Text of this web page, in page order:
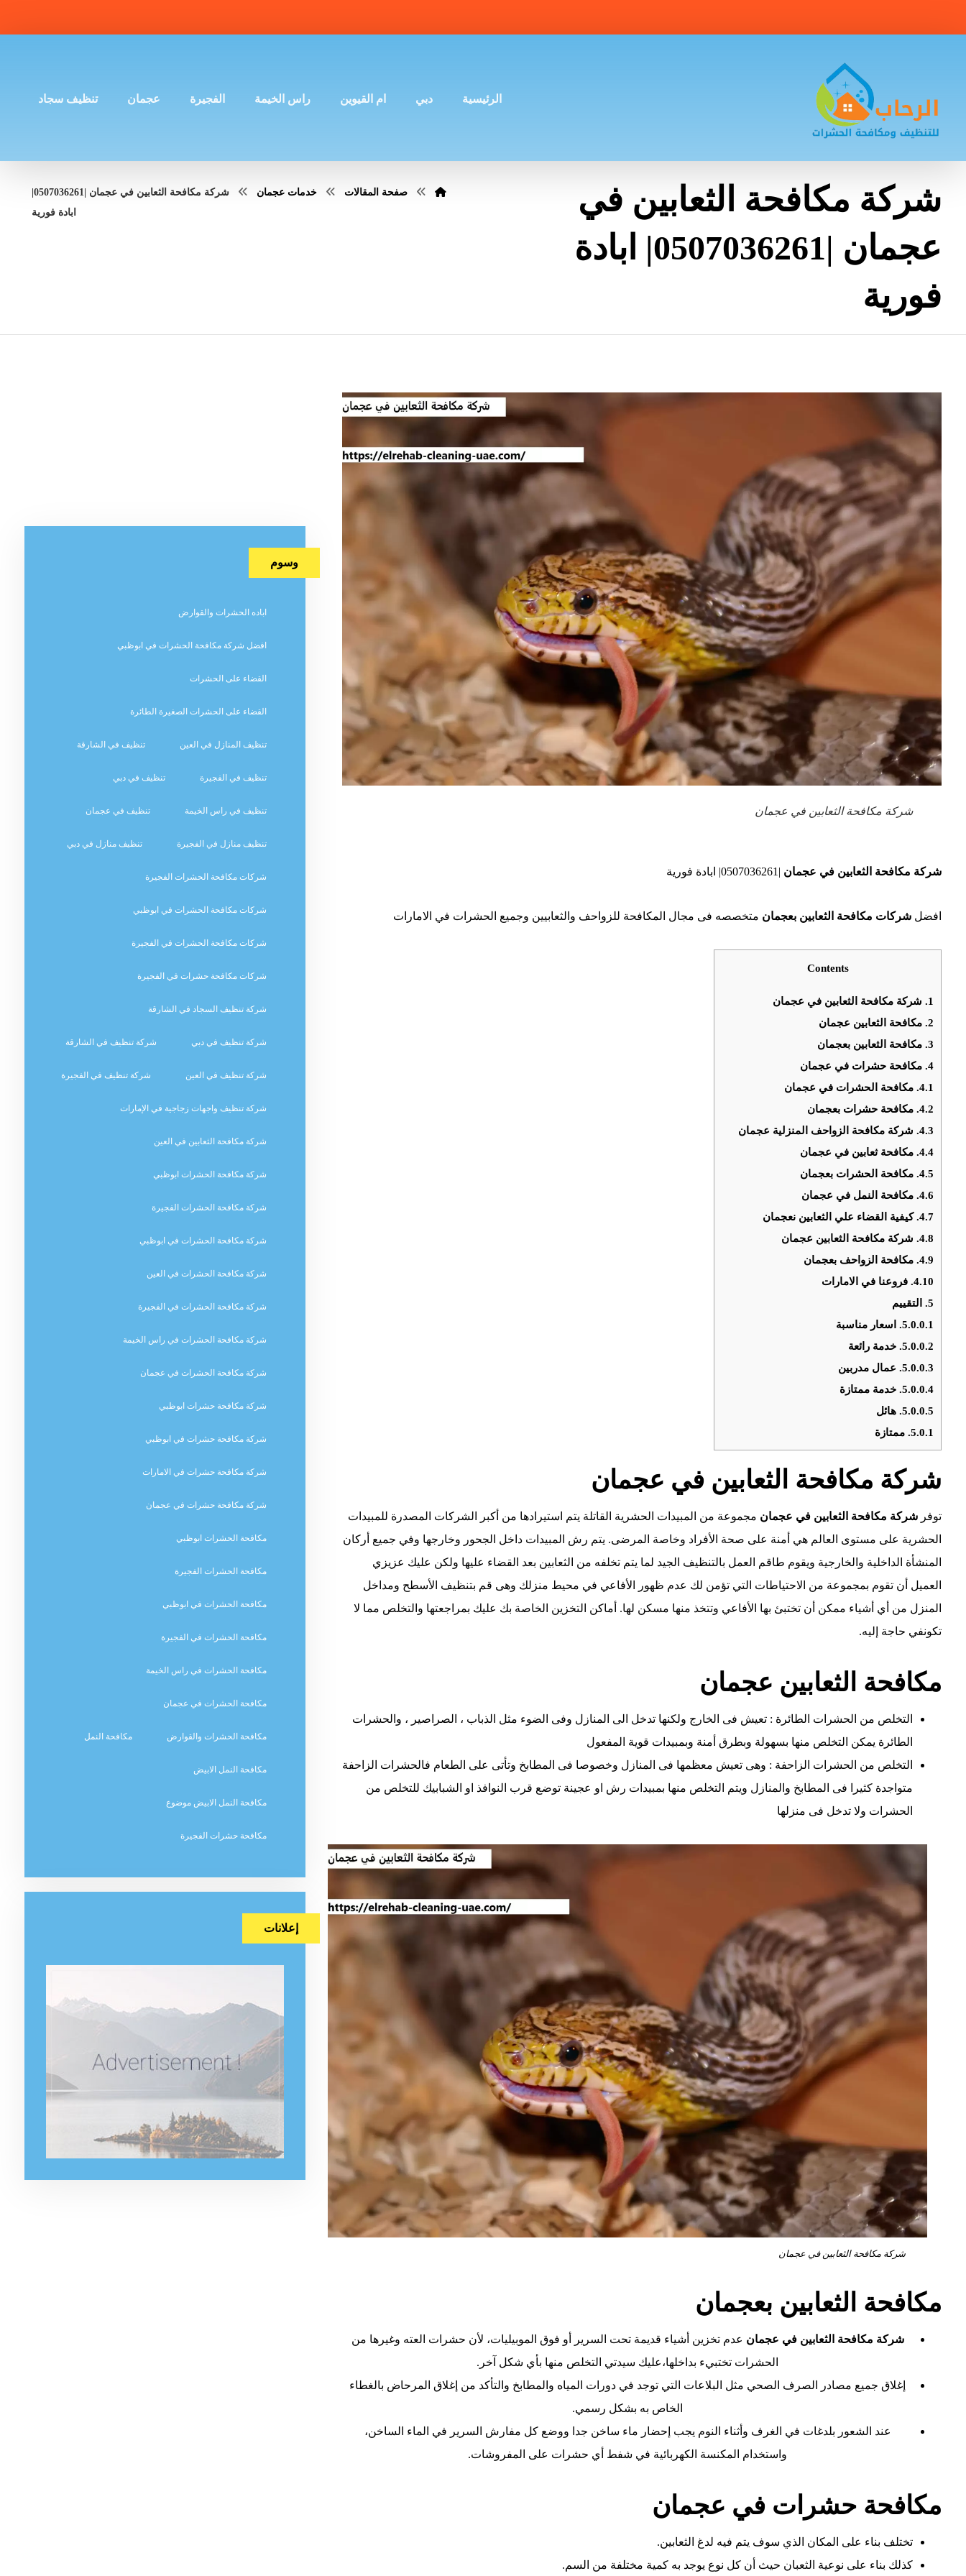
الرئيسية دبي ام القيوين راس الخيمة الفجيرة عجمان تنظيف سجاد
شركة مكافحة الثعابين في
عجمان |0507036261| ابادة
فورية
صفحة المقالات خدمات عجمان
ابادة فورية
شركة مكافحة الثعابين في عجمان
شركة مكافحة الثعابين في عجمان |0507036261| ابادة فورية
افضل شركات مكافحة الثعابين بعجمان متخصصه فى مجال المكافحة للزواحف والثعابيين وجميع الحشرات في الامارات
Contents
1. شركة مكافحة الثعابين في عجمان
2. مكافحة الثعابين عجمان
3. مكافحة الثعابين بعجمان
4. مكافحة حشرات في عجمان
4.1. مكافحة الحشرات في عجمان
4.2. مكافحة حشرات بعجمان
4.3. شركة مكافحة الزواحف المنزلية عجمان
4.4. مكافحة ثعابين في عجمان
4.5. مكافحة الحشرات بعجمان
4.6. مكافحة النمل في عجمان
4.7. كيفية القضاء علي الثعابين نعجمان
4.8. شركة مكافحة الثعابين عجمان
4.9. مكافحة الزواحف بعجمان
4.10. فروعنا في الامارات
5. التقييم
5.0.0.1. اسعار مناسبة
5.0.0.2. خدمة رائعة
5.0.0.3. عمال مدربين
5.0.0.4. خدمة ممتازة
5.0.0.5. هائل
5.0.1. ممتازة
شركة مكافحة الثعابين في عجمان
توفر شركة مكافحة الثعابين في عجمان مجموعة من المبيدات الحشرية القاتلة يتم استيرادها من أكبر الشركات المصدرة للمبيدات
الحشرية على مستوى العالم هي أمنة على صحة الأفراد وخاصة المرضى. يتم رش المبيدات داخل الجحور وخارجها وفي جميع أركان
المنشأة الداخلية والخارجية ويقوم طاقم العمل بالتنظيف الجيد لما يتم تخلفه من الثعابين بعد القضاء عليها ولكن عليك عزيزي
العميل أن تقوم بمجموعة من الاحتياطات التي تؤمن لك عدم ظهور الأفاعي في محيط منزلك وهى قم بتنظيف الأسطح ومداخل
المنزل من أي أشياء ممكن أن تختبئ بها الأفاعي وتتخذ منها مسكن لها. أماكن التخزين الخاصة بك عليك بمراجعتها والتخلص مما لا
تكونفي حاجة إليه.
مكافحة الثعابين عجمان
التخلص من الحشرات الطائرة : تعيش فى الخارج ولكنها تدخل الى المنازل وفى الضوء مثل الذباب ، الصراصير ، والحشرات
الطائرة يمكن التخلص منها بسهولة وبطرق أمنة وبمبيدات قوية المفعول
التخلص من الحشرات الزاحفة : وهى تعيش معظمها فى المنازل وخصوصا فى المطابخ وتأتى على الطعام فالحشرات الزاحفة
متواجدة كثيرا فى المطابخ والمنازل ويتم التخلص منها بمبيدات رش او عجينة توضع قرب النوافذ او الشبابيك للتخلص من
الحشرات ولا تدخل فى منزلها
شركة مكافحة الثعابين في عجمان
مكافحة الثعابين بعجمان
شركة مكافحة الثعابين في عجمان عدم تخزين أشياء قديمة تحت السرير أو فوق الموبيليات، لأن حشرات العته وغيرها من
الحشرات تختبيء بداخلها،عليك سيدتي التخلص منها بأي شكل آخر.
إغلاق جميع مصادر الصرف الصحي مثل البلاعات التي توجد في دورات المياه والمطابخ والتأكد من إغلاق المرحاض بالغطاء
الخاص به بشكل رسمي.
عند الشعور بلدغات في الغرف وأثناء النوم يجب إحضار ماء ساخن جدا ووضع كل مفارش السرير في الماء الساخن،
واستخدام المكنسة الكهربائية في شفط أي حشرات على المفروشات.
مكافحة حشرات في عجمان
تختلف بناء على المكان الذي سوف يتم فيه لدغ الثعابين.
كذلك بناء على نوعية الثعبان حيث أن كل نوع يوجد به كمية مختلفة من السم.
وسوم
اباده الحشرات والقوارض
افضل شركة مكافحة الحشرات في ابوظبي
القضاء على الحشرات
القضاء على الحشرات الصغيرة الطائرة
تنظيف المنازل في العين تنظيف في الشارقة
تنظيف في الفجيرة تنظيف في دبي
تنظيف في راس الخيمة تنظيف في عجمان
تنظيف منازل في الفجيرة تنظيف منازل في دبي
شركات مكافحة الحشرات الفجيرة
شركات مكافحة الحشرات في ابوظبي
شركات مكافحة الحشرات في الفجيرة
شركات مكافحة حشرات في الفجيرة
شركة تنظيف السجاد في الشارقة
شركة تنظيف في دبي شركة تنظيف في الشارقة
شركة تنظيف في العين شركة تنظيف في الفجيرة
شركة تنظيف واجهات زجاجية في الإمارات
شركة مكافحة الثعابين في العين
شركة مكافحة الحشرات ابوظبي
شركة مكافحة الحشرات الفجيرة
شركة مكافحة الحشرات في ابوظبي
شركة مكافحة الحشرات في العين
شركة مكافحة الحشرات في الفجيرة
شركة مكافحة الحشرات في راس الخيمة
شركة مكافحة الحشرات في عجمان
شركة مكافحة حشرات ابوظبي
شركة مكافحة حشرات في ابوظبي
شركة مكافحة حشرات في الامارات
شركة مكافحة حشرات في عجمان
مكافحة الحشرات ابوظبي
مكافحة الحشرات الفجيرة
مكافحة الحشرات في ابوظبي
مكافحة الحشرات في الفجيرة
مكافحة الحشرات في راس الخيمة
مكافحة الحشرات في عجمان
مكافحة الحشرات والقوارض مكافحة النمل
مكافحة النمل الابيض
مكافحة النمل الابيض موضوع
مكافحة حشرات الفجيرة
إعلانات